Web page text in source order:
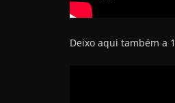
Deixo aqui também a